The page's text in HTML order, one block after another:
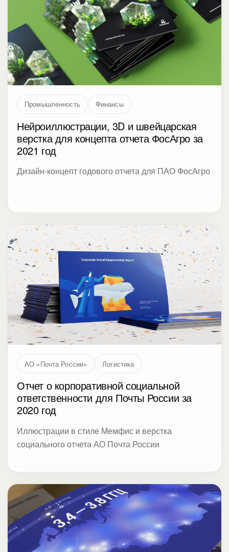
Промышленность Финансы
Нейроиллюстрации, 3D и швейцарская
верстка для концепта отчета ФосАгро за
2021 год
Дизайн-концепт годового отчета для ПАО ФосАгро
АО «Почта России» Логистика
Отчет о корпоративной социальной
ответственности для Почты России за
2020 год
Иллюстрации в стиле Мемфис и верстка
социального отчета АО Почта России